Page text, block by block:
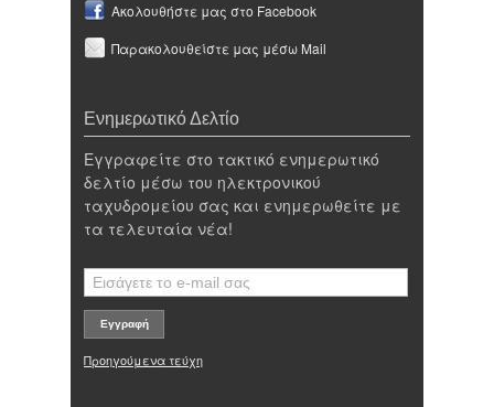
Ακολουθήστε μας στο Facebook
Παρακολουθείστε μας μέσω Mail
Ενημερωτικό Δελτίο
Εγγραφείτε στο τακτικό ενημερωτικό
δελτίο μέσω του ηλεκτρονικού
ταχυδρομείου σας και ενημερωθείτε με
τα τελευταία νέα!
Προηγούμενα τεύχη